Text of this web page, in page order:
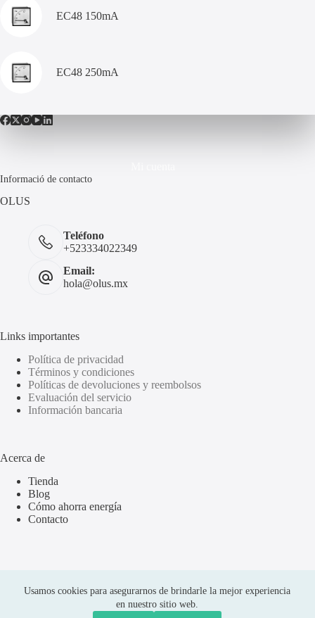
Usamos cookies para asegurarnos de brindarle la mejor experiencia
en nuestro sitio web.
EC48 150mA
EC48 250mA
Informació de contacto
OLUS
Teléfono
+523334022349
Email:
hola@olus.mx
Links importantes
Política de privacidad
Términos y condiciones
Políticas de devoluciones y reembolsos
Evaluación del servicio
Información bancaria
Acerca de
Tienda
Blog
Cómo ahorra energía
Contacto